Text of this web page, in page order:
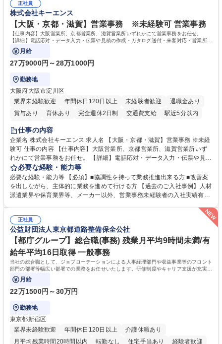
正社員
株式会社キーエンス
【大阪・京都・滋賀】営業事務 ※未経験可 営業事務
【仕事内容】大阪営業所、京都営業所、滋賀営業所いずれかにて営業事務をお任せ。
【詳細】電話応対・データ入力・伝票や見積の作成・カタログ送付・来客対応・営業所内
で発生する事務業務や業務改善をお任せ。
月給
27万9000円～28万1000円
勤務地
大阪府大阪市淀川区
業界未経験歓迎
年間休日120日以上 未経験者歓迎
退職金あり
賞与あり
育休あり 完全週休2日制 交通費支給
駅近5分以内
土日祝休み
仕事の内容
企業名 株式会社キーエンス 求人名 【大阪・京都・滋賀】営業事務 ※未経
験可 仕事の内容 【仕事内容】大阪営業所、京都営業所、滋賀営業所いず
れかにて営業事務をお任せ。 【詳細】電話応対・データ入力・伝票や見積
の作成・カタログ送付・来客対応・営業所内で発生する事務業務や業務改
善をお任せ。 【教育制度】ご入社後、育成担当とペアになりながらOJTに
て業務を覚えていただくことが可能です。業務システムがきちんと構築さ
れているため、スムーズに仕事に慣れることができる環境です。また、
常に改善を目指す風土のため、安心して業務に取り組んでいただけます。
募集職種 【大阪・京都・滋賀】営業事務 ※未経験可
必要な経験・能力等
必要な経験・能力等 【必須】■協調性を持って業務推進出来る方 ■改善案
を出しながら、主体的に業務を進めて行ける方 【過去のご入社事例】人材
派遣業界や保育業界等、メーカー以外、営業事務未経験者の入社実績有
により、キーエンスの付加価値向上に貢献します。ベースの定型業務に加
えて、お客様や社員の状況に合わせ、能動的なサポート、改善の動きも期
待され。組織を支えるスペシャリストとして、チームに貢献し、結果的に
社員から頼られる存在になることができます。平均19:30の退勤以降の業
務の持ち帰りも禁止されており、メリハリのある働き方となります。 学
歴・資格 学歴：大学院 大学 高専 短大 語学力： 資格：
正社員
公益財団法人東京都道路整備保全公社
【都庁グループ】総合職(事務) 残業月平均9時間未満/有
給年平均16日取得 一般事務
当社の総合職として、ジョブローテーションによる人事経理部門や収益事業等のフロント
部門の部署等幅広い部署での業務をお任せいたします。研修制度やキャリア支援が充実し
ております！ ※下記業務詳細
月給
22万1500円～30万円
勤務地
東京都新宿区
業界未経験歓迎
年間休日120日以上
介護休暇あり
月平均残業時間20時間以内
転勤なし 住宅手当あり
経験者歓迎